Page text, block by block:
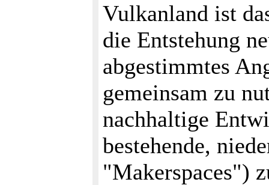
Vulkanland ist
die Entstehung
abgestimmtes
gemeinsam zu
nachhaltige
bestehende,
"Makerspaces")